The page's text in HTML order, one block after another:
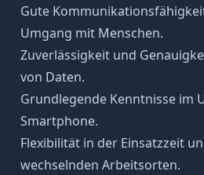
Gute
Umgang mit Menschen.
Zuverlässigkeit und
von Daten.
Grundlegende Kenntnisse im
Smartphone.
Flexibilität in der Einsatzzeit
wechselnden Arbeitsorten.